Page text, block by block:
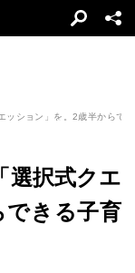
ッション」を。2歳半からで
選択式クエ
できる子育